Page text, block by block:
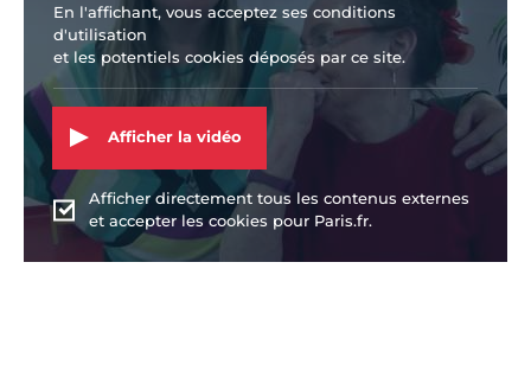
En l'affichant, vous acceptez ses conditions
d'utilisation
et les potentiels cookies déposés par ce site.
Afficher la vidéo
Afficher directement tous les contenus externes
et accepter les cookies pour Paris.fr.